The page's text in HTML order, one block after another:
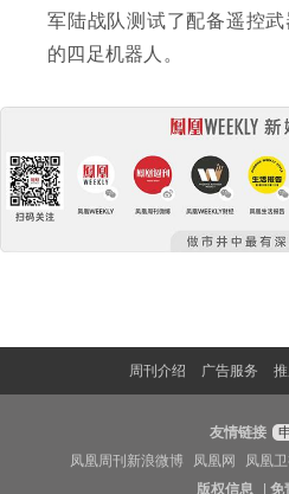
军陆战队测试了配备遥控
的四足机器人。
周刊介绍 广告服务
友情链接
凤凰周刊新浪微博
凤凰网 凤凰
版权信息
|免